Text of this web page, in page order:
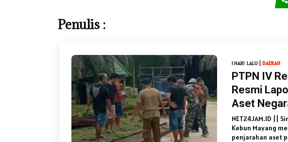
Penulis :
1 HARI LALU | DAERAH
PTPN IV
Resmi
Aset
NET24JAM.ID ||
Kebun Mayang
penjarahan aset